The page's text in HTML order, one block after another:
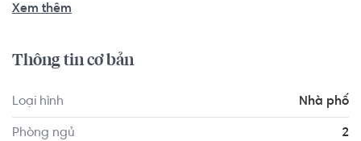
trường học cấp 1 2 3 dưới 1km, cách chợ và siêu thị 50m.
Trong vòng bán kính 500m có nhiều trường học, chợ, trung
Xem thêm
Thông tin cơ bản
Loại hình Nhà phố
Phòng ngủ 2